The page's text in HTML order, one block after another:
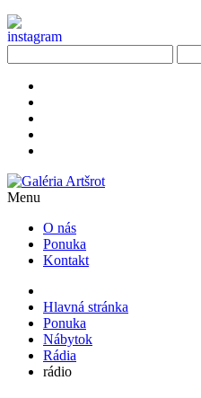
Menu
O nás
Ponuka
Kontakt
Hlavná stránka
Ponuka
Nábytok
Rádia
rádio